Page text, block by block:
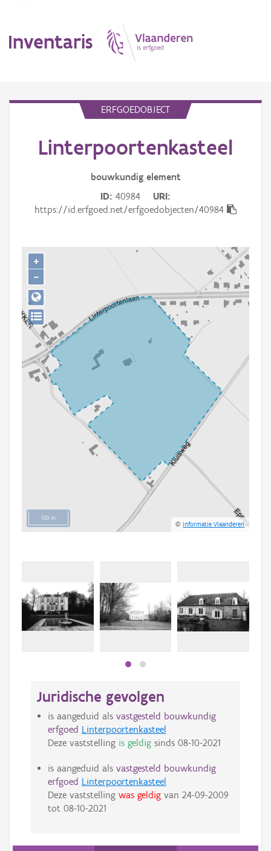
Inventaris
Erfgoedobject
Gebeurtenis
Persoon of collectief
Downloads
Hergebruik
Aanmelden
ERFGOEDOBJECT
Linterpoortenkasteel
bouwkundig element
ID 40984
URI
https://id.erfgoed.net/erfgoedobjecten/40984
100 m
©Informatie Vlaanderen
+
−
Juridische gevolgen
is aangeduid als vastgesteld bouwkundig
erfgoed Linterpoortenkasteel
Deze vaststelling is geldigsinds 08-10-2021
is aangeduid als vastgesteld bouwkundig
erfgoed Linterpoortenkasteel
Deze vaststelling was geldigvan 24-09-2009
tot 08-10-2021